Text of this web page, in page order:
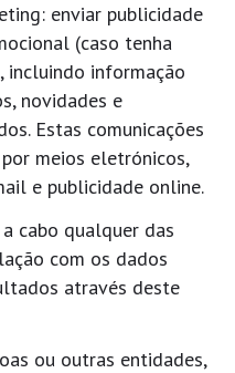
enviar publicidade
(caso tenha
incluindo informação
novidades e
Estas comunicações
meios eletrónicos,
e publicidade online.
cabo qualquer das
com os dados
através deste
ou outras entidades,